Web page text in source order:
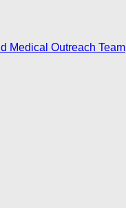
Medical Outreach Team